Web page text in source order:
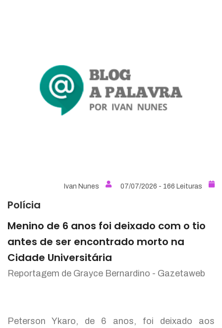
Ivan Nunes 07/07/2026 - 166 Leituras
Polícia
Menino de 6 anos foi deixado com o tio
antes de ser encontrado morto na
Cidade Universitária
Reportagem de Grayce Bernardino - Gazetaweb
Peterson Ykaro, de 6 anos, foi deixado aos